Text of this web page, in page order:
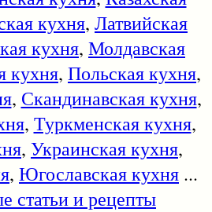
кухня, Латвийская
кухня, Молдавская
кухня, Польская кухня,
, Скандинавская кухня,
, Туркменская кухня,
, Украинская кухня,
, Югославская кухня ...
статьи и рецепты